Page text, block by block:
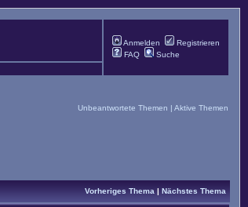
Anmelden
Registrieren
FAQ
Suche
Unbeantwortete Themen | Aktive Themen
Vorheriges Thema | Nächstes Thema